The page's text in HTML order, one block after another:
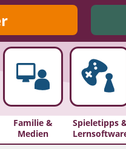
Familie &
Medien
Spieletipps